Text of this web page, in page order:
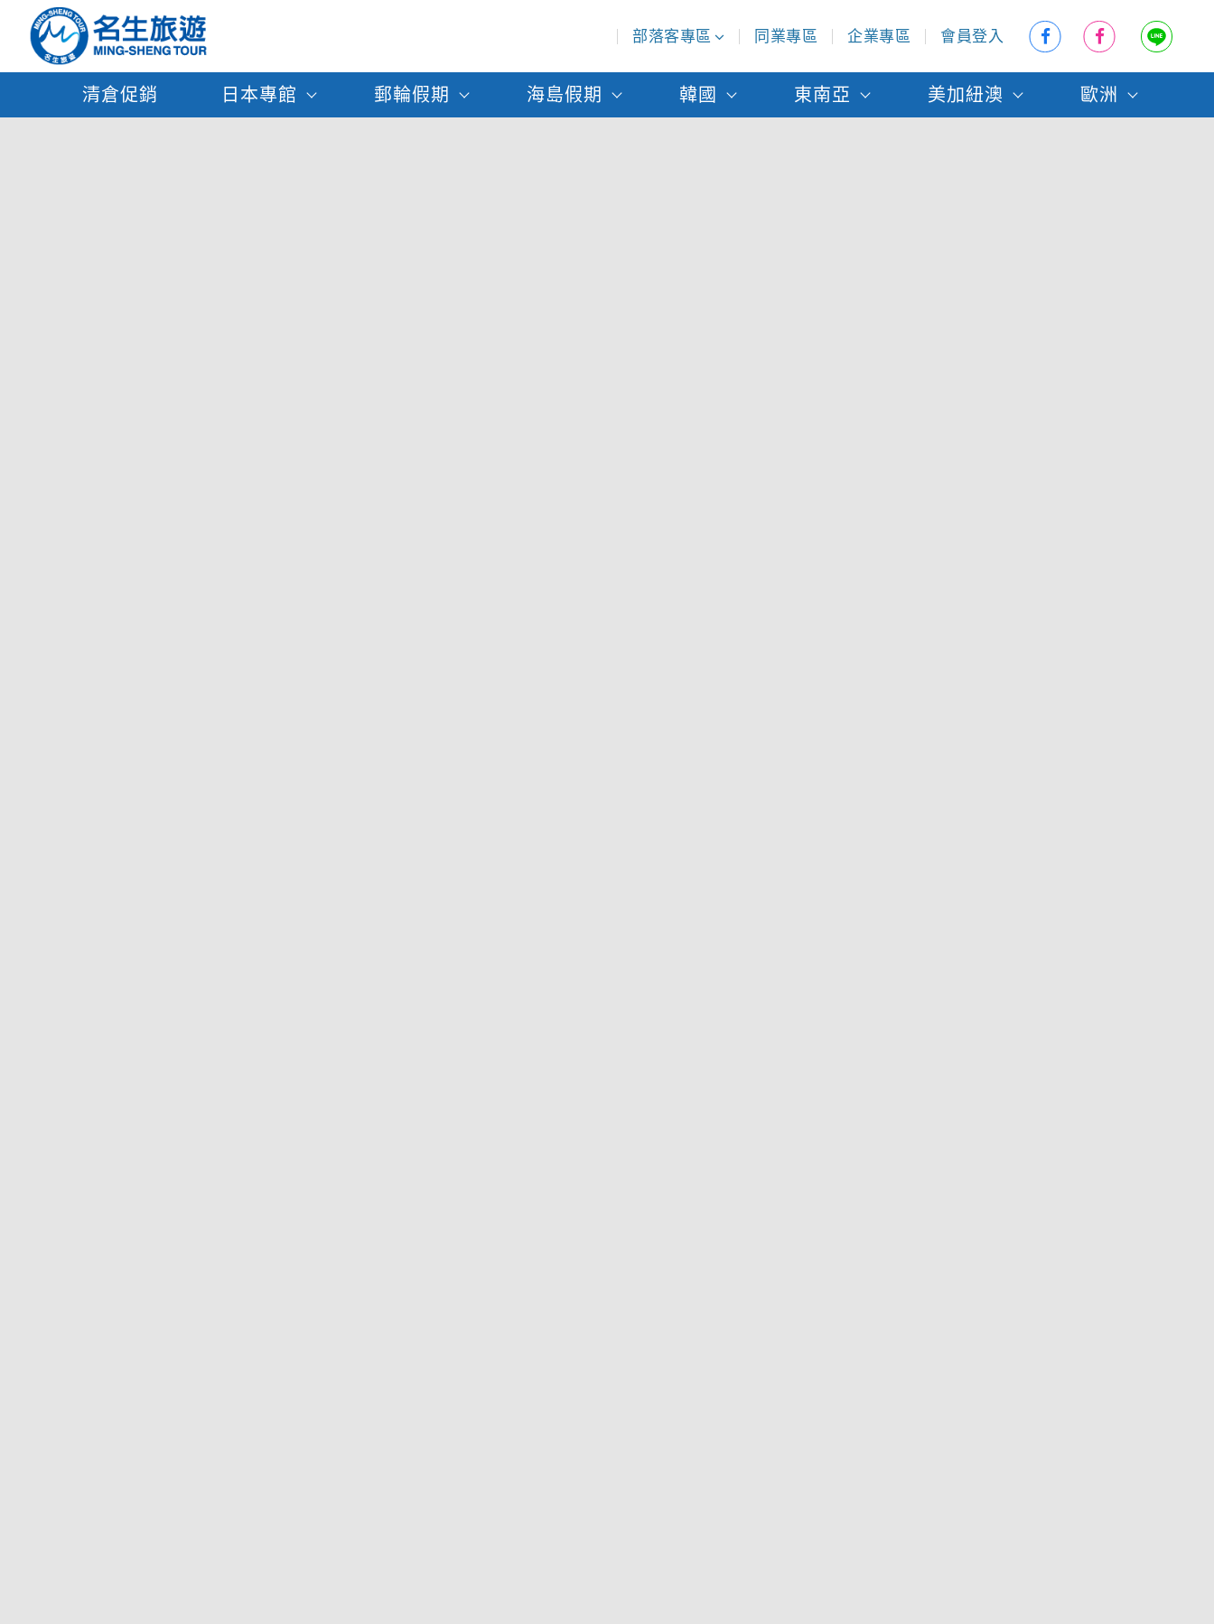
部落客專區 同業專區 企業專區 會員登入
清倉促銷 日本專館 郵輪假期 海島假期 韓國 東南亞 美加紐澳 歐洲